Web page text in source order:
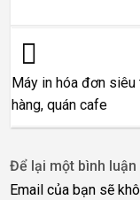
Máy in hóa đơn siêu
hàng, quán cafe
Để lại một bình luận
Email của bạn sẽ